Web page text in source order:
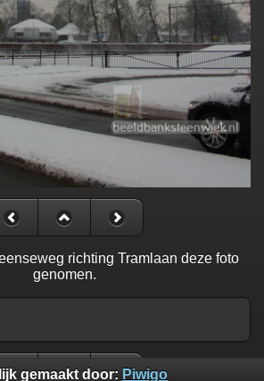
richting Tramlaan deze foto
genomen.
gemaakt door: Piwigo